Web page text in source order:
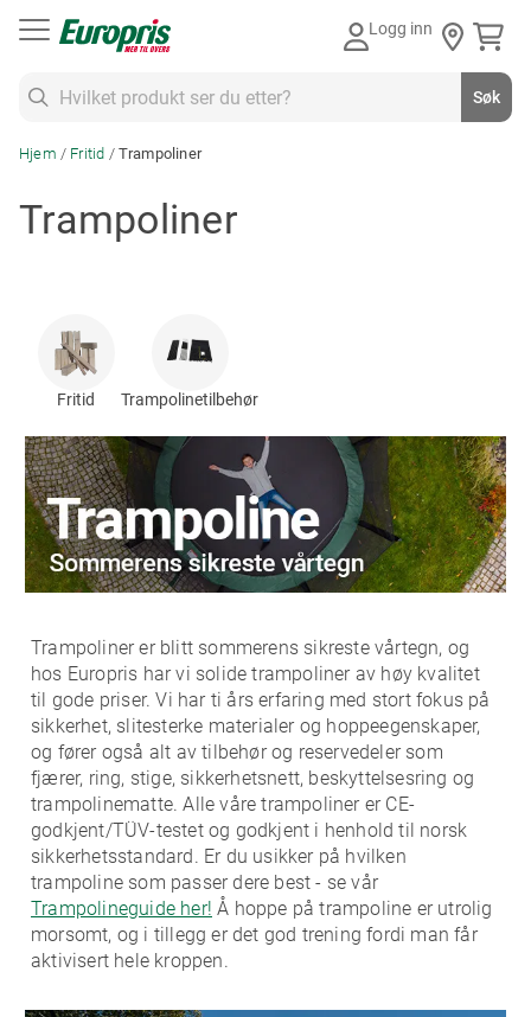
Logg inn
Søk
Hjem Fritid Trampoliner
Trampoliner
Fritid Trampolinetilbehør
Trampoliner er blitt sommerens sikreste vårtegn, og
hos Europris har vi solide trampoliner av høy kvalitet
til gode priser. Vi har ti års erfaring med stort fokus på
sikkerhet, slitesterke materialer og hoppeegenskaper,
og fører også alt av tilbehør og reservedeler som
fjærer, ring, stige, sikkerhetsnett, beskyttelsesring og
trampolinematte. Alle våre trampoliner er CE-
godkjent/TÜV-testet og godkjent i henhold til norsk
sikkerhetsstandard. Er du usikker på hvilken
trampoline som passer dere best - se vår
Trampolineguide her! Å hoppe på trampoline er utrolig
morsomt, og i tillegg er det god trening fordi man får
aktivisert hele kroppen.